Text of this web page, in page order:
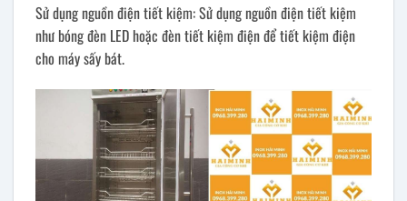
Sử dụng nguồn điện tiết kiệm: Sử dụng nguồn điện tiết kiệm
như bóng đèn LED hoặc đèn tiết kiệm điện để tiết kiệm điện
cho máy sấy bát.